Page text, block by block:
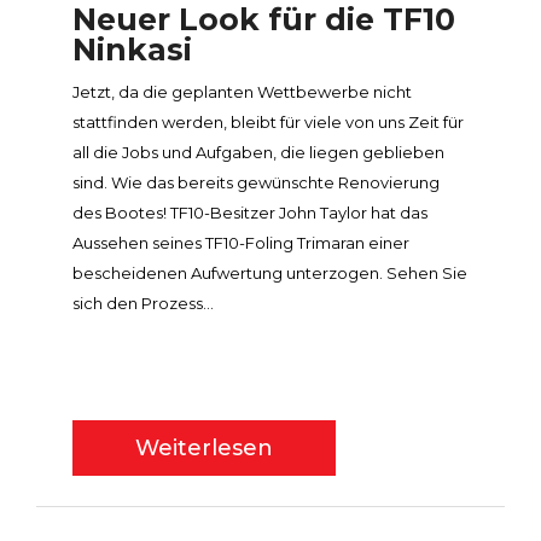
Neuer Look für die TF10
Ninkasi
Jetzt, da die geplanten Wettbewerbe nicht
stattfinden werden, bleibt für viele von uns Zeit für
all die Jobs und Aufgaben, die liegen geblieben
sind. Wie das bereits gewünschte Renovierung
des Bootes! TF10-Besitzer John Taylor hat das
Aussehen seines TF10-Foling Trimaran einer
bescheidenen Aufwertung unterzogen. Sehen Sie
sich den Prozess...
Weiterlesen